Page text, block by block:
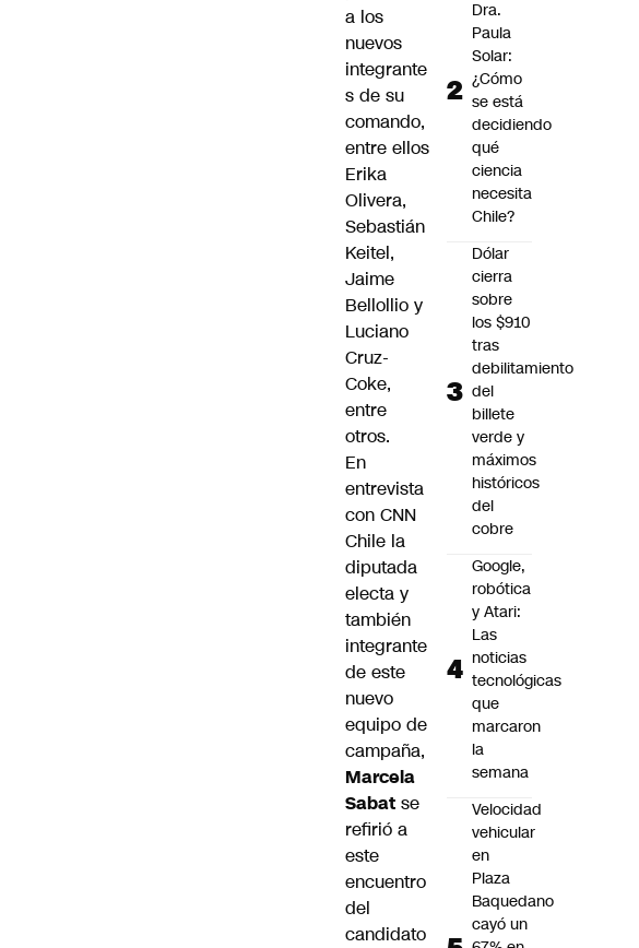
a los
nuevos
integrante
s de su
comando,
entre ellos
Erika
Olivera,
Sebastián
Keitel,
Jaime
Bellollio y
Luciano
Cruz-
Coke,
entre
otros.
En
entrevista
con CNN
Chile la
diputada
electa y
también
integrante
de este
nuevo
equipo de
campaña,
Marcela
Sabat se
refirió a
este
encuentro
del
candidato
Dra.
Paula
Solar:
¿Cómo
se está
decidiendo
qué
ciencia
necesita
Chile?
Dólar
cierra
sobre
los $910
tras
debilitamiento
del
billete
verde y
máximos
históricos
del
cobre
Google,
robótica
y Atari:
Las
noticias
tecnológicas
que
marcaron
la
semana
Velocidad
vehicular
en
Plaza
Baquedano
cayó un